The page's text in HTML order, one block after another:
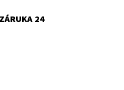
24